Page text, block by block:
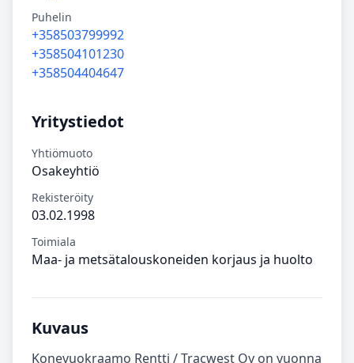
Puhelin
+358503799992
+358504101230
+358504404647
Yritystiedot
Yhtiömuoto
Osakeyhtiö
Rekisteröity
03.02.1998
Toimiala
Maa- ja metsätalouskoneiden korjaus ja huolto
Kuvaus
Konevuokraamo Rentti / Tracwest Oy on vuonna